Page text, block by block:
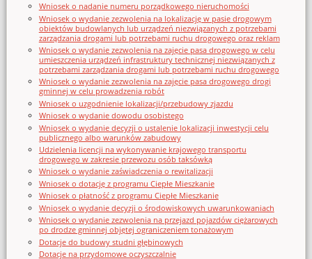
Wniosek o nadanie numeru porządkowego nieruchomości
Wniosek o wydanie zezwolenia na lokalizację w pasie drogowym
obiektów budowlanych lub urządzeń niezwiązanych z potrzebami
zarządzania drogami lub potrzebami ruchu drogowego oraz reklam
Wniosek o wydanie zezwolenia na zajęcie pasa drogowego w celu
umieszczenia urządzeń infrastruktury technicznej niezwiązanych z
potrzebami zarządzania drogami lub potrzebami ruchu drogowego
Wniosek o wydanie zezwolenia na zajęcie pasa drogowego drogi
gminnej w celu prowadzenia robót
Wniosek o uzgodnienie lokalizacji/przebudowy zjazdu
Wniosek o wydanie dowodu osobistego
Wniosek o wydanie decyzji o ustalenie lokalizacji inwestycji celu
publicznego albo warunków zabudowy
Udzielenia licencji na wykonywanie krajowego transportu
drogowego w zakresie przewozu osób taksówką
Wniosek o wydanie zaświadczenia o rewitalizacji
Wniosek o dotację z programu Ciepłe Mieszkanie
Wniosek o płatność z programu Ciepłe Mieszkanie
Wniosek o wydanie decyzji o środowiskowych uwarunkowaniach
Wniosek o wydanie zezwolenia na przejazd pojazdów ciężarowych
po drodze gminnej objętej ograniczeniem tonażowym
Dotacje do budowy studni głębinowych
Dotacje na przydomowe oczyszczalnie